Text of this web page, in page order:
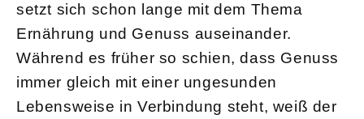
setzt sich schon lange mit dem Thema
Ernährung und Genuss auseinander.
Während es früher so schien, dass Genuss
immer gleich mit einer ungesunden
Lebensweise in Verbindung steht, weiß der